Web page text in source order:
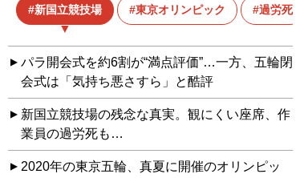
新国立競技場 東京オリンピック 過労死
パラ開会式を約6割が“満点評価”…一方、五輪閉
会式は「気持ち悪さすら」と酷評
新国立競技場の残念な真実。観にくい座席、作
業員の過労死も…
2020年の東京五輪、真夏に開催のオリンピッ